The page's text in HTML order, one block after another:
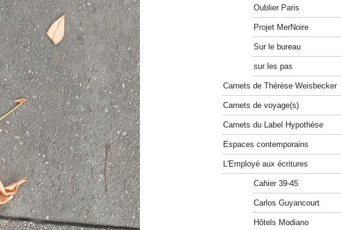
Oublier Paris
Projet MerNoire
Sur le bureau
sur les pas
Carnets de Thérèse Weisbecker
Carnets de voyage(s)
Carnets du Label Hypothèse
Espaces contemporains
L'Employé aux écritures
Cahier 39-45
Carlos Guyancourt
Hôtels Modiano